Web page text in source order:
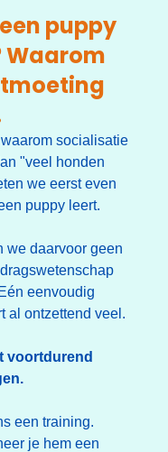
puppy
Waarom
socialisatie
"veel honden
we eerst even
puppy leert.
we daarvoor geen
eenvoudig
al ontzettend veel.
voortdurend
een training.
je hem een